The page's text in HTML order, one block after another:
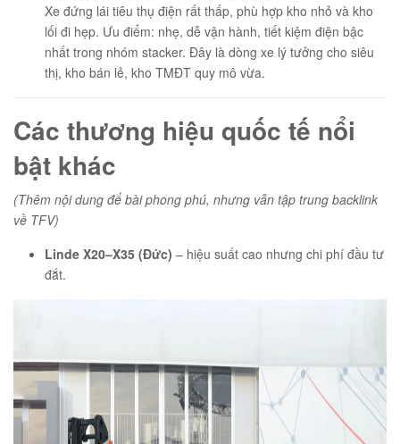
Xe đứng lái tiêu thụ điện rất thấp, phù hợp kho nhỏ và kho
lối đi hẹp. Ưu điểm: nhẹ, dễ vận hành, tiết kiệm điện bậc
nhất trong nhóm stacker. Đây là dòng xe lý tưởng cho siêu
thị, kho bán lẻ, kho TMĐT quy mô vừa.
Các thương hiệu quốc tế nổi
bật khác
(Thêm nội dung để bài phong phú, nhưng vẫn tập trung backlink
về TFV)
Linde X20–X35 (Đức) – hiệu suất cao nhưng chi phí đầu tư
đắt.